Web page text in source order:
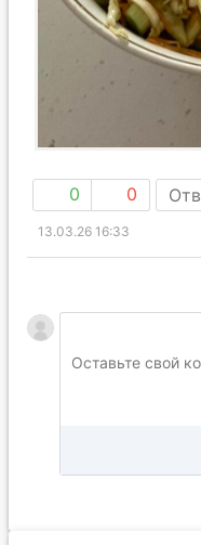
0 0
13.03.26 16:33